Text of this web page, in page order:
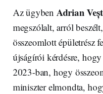
Az ügyben Adrian
megszólalt, arról
összeomlott épületrész
újságírói kérdésre,
2023-ban, hogy
miniszter elmondta,